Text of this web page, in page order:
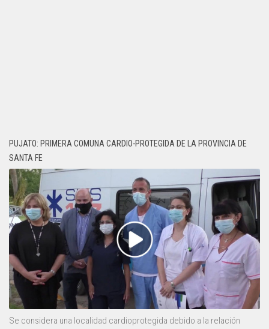
PUJATO: PRIMERA COMUNA CARDIO-PROTEGIDA DE LA PROVINCIA DE
SANTA FE
Se considera una localidad cardioprotegida debido a la relación